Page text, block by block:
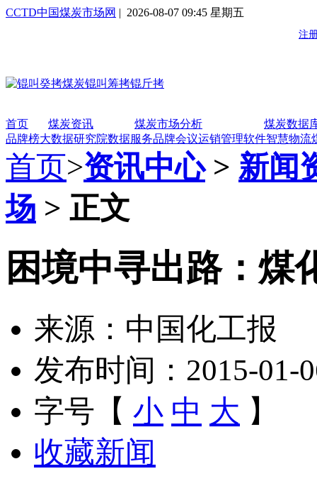
CCTD中国煤炭市场网 | 2026-08-07 09:45 星期五
首页 煤炭资讯 煤炭市场分析
煤炭数据
品牌榜大数据研究院数据服务品牌会议运销管理软件智慧物流
首页>资讯中心> 新闻
场 > 正文
困境中寻出路：煤
来源：中国化工报
发布时间：2015-01-
字号【 小 中 大 】
收藏新闻